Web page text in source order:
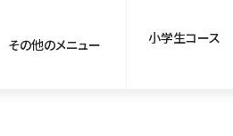
その他のメニュー 小学生コース